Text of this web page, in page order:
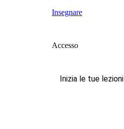
Insegnare
Accesso
Inizia le tue lezioni